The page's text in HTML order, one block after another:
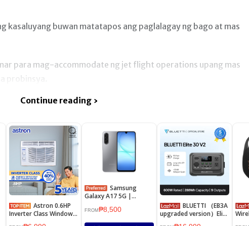
kasaluyang buwan matatapos ang paglalagay ng bago at mas
para mag-accommodate ng jet flight operations upang mas
Continue reading ›
Inverter Class Window
Galaxy A17 5G |
Fast Performance
FROM ₱8,500
upgraded version）Elite